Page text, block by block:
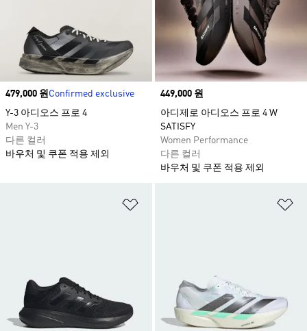
Price
479,000 원Confirmed exclusive
Y-3 아디오스 프로 4
Men Y-3
다른 컬러
바우처 및 쿠폰 적용 제외
Price
449,000 원
아디제로 아디오스 프로 4 W
SATISFY
Women Performance
다른 컬러
바우처 및 쿠폰 적용 제외